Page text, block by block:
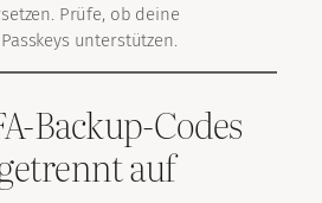
Prüfe, ob deine
unterstützen.
Backup-Codes
auf